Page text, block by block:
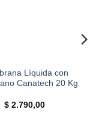
Líquida con
Canatech 20 Kg
$2.790,00